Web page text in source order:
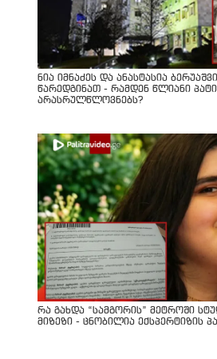
ნია იმნაძეს და ანასტასია
წარედგინათ - რამდენ წლიანი
არასრულწლოვნებს?
რა გახდა “სამგორის” მეტროში
მიზეზი - ცნობილია ექსპერტიზის